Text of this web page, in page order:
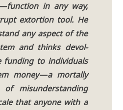
func­tion in any way,
extor­ti­on tool. He
any aspect of the
and thinks devol­
fun­ding to indi­vi­du­als
money — a mor­tal­ly
of misun­derstan­ding
that anyo­ne with a